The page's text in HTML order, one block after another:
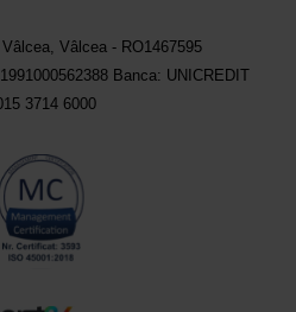
Vâlcea - RO1467595
Banca: UNICREDIT
3714 6000